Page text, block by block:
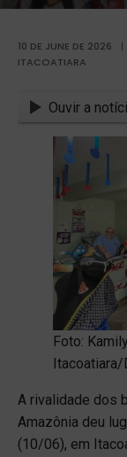
10 DE JUNE DE 2026 |
ITACOATIARA
Ouvir a
Foto:
Itacoatiara/
A rivalidade dos
Amazônia deu
(10/06), em